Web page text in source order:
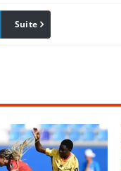
Pinterest
Suite